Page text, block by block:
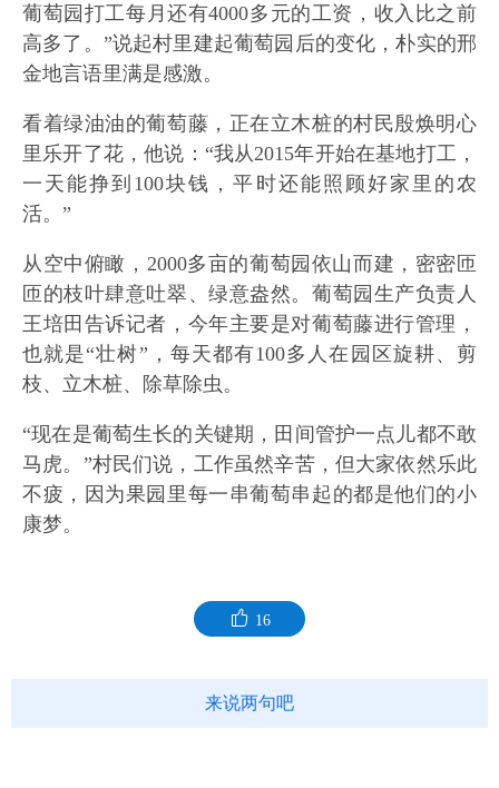
葡萄园打工每月还有4000多元的工资，收入比之前
高多了。”说起村里建起葡萄园后的变化，朴实的邢
金地言语里满是感激。
看着绿油油的葡萄藤，正在立木桩的村民殷焕明心
里乐开了花，他说：“我从2015年开始在基地打工，
一天能挣到100块钱，平时还能照顾好家里的农
活。”
从空中俯瞰，2000多亩的葡萄园依山而建，密密匝
匝的枝叶肆意吐翠、绿意盎然。葡萄园生产负责人
王培田告诉记者，今年主要是对葡萄藤进行管理，
也就是“壮树”，每天都有100多人在园区旋耕、剪
枝、立木桩、除草除虫。
“现在是葡萄生长的关键期，田间管护一点儿都不敢
马虎。”村民们说，工作虽然辛苦，但大家依然乐此
不疲，因为果园里每一串葡萄串起的都是他们的小
康梦。
16
来说两句吧